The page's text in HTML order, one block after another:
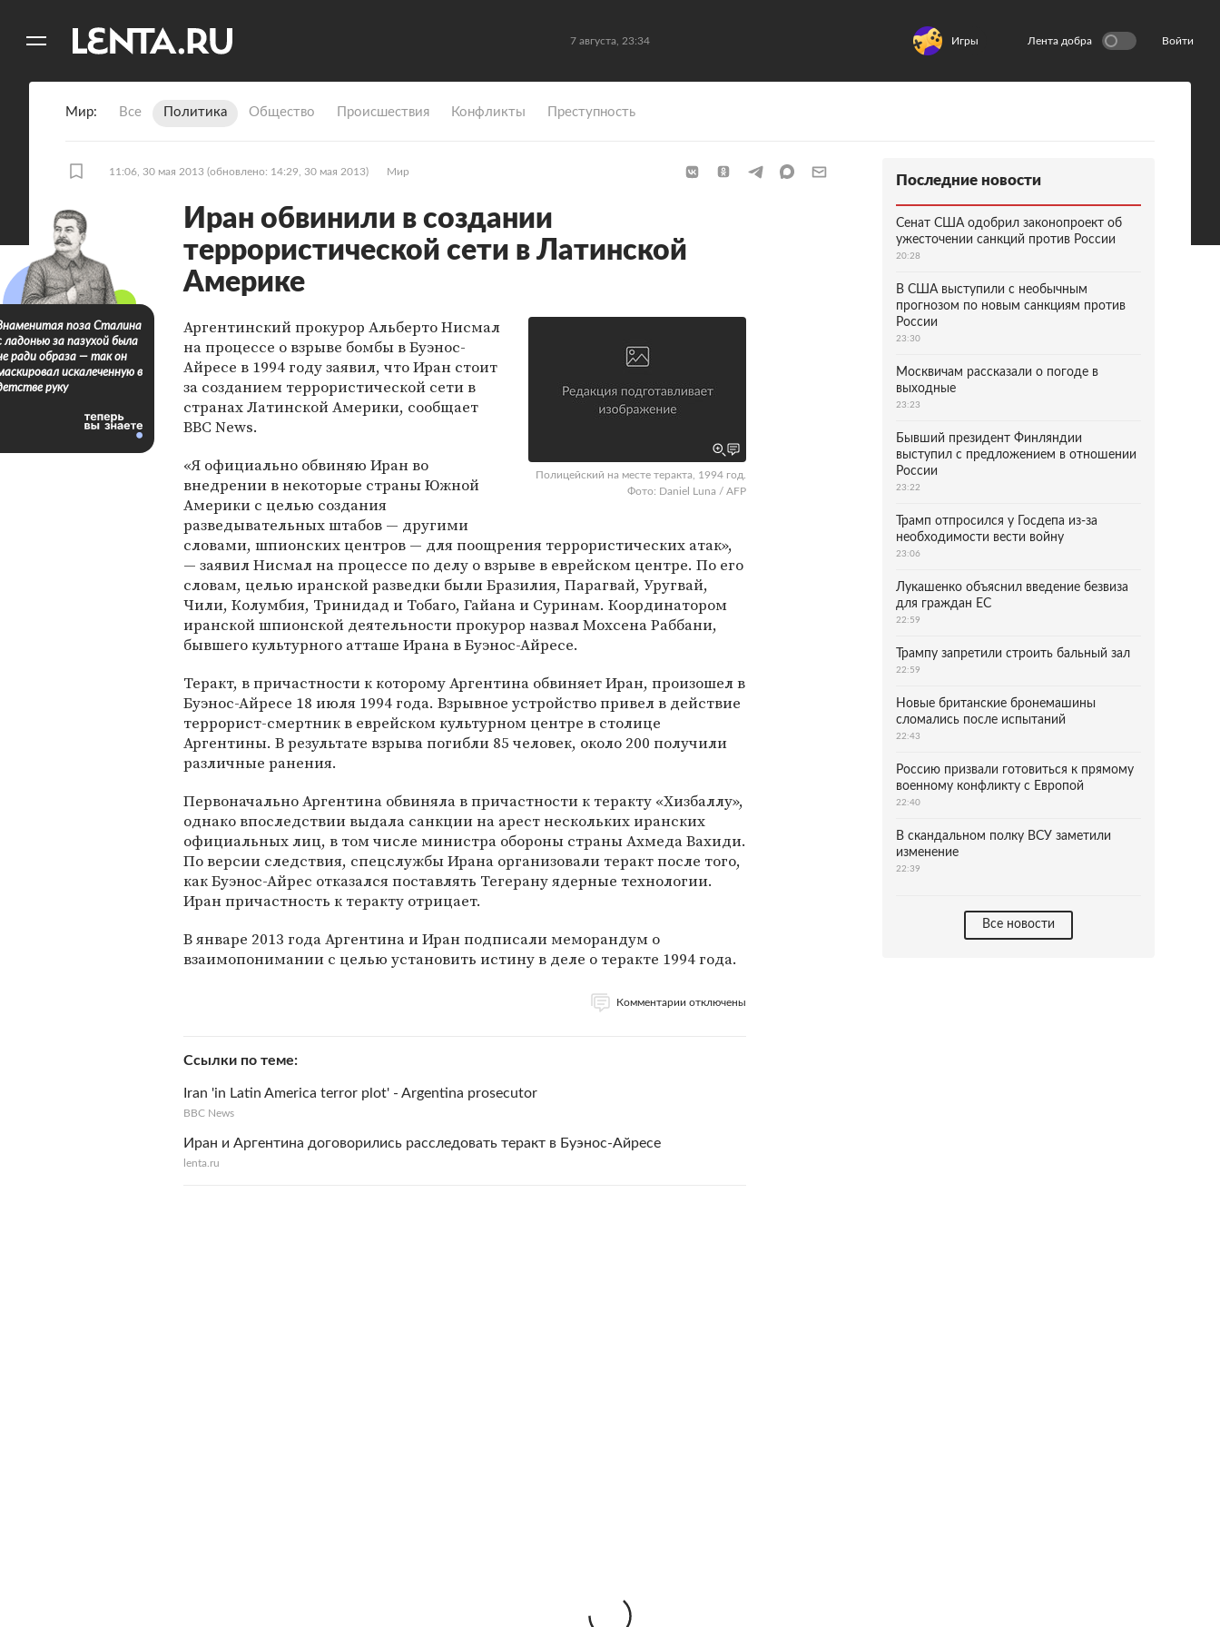
7 августа, 23:34 Игры Лента добра Войти
Мир Все Политика Общество Происшествия Конфликты Преступность
11:06, 30 мая 2013 (обновлено: 14:29, 30 мая 2013) Мир
Иран обвинили в создании
террористической сети в Латинской
Америке
Полицейский на месте теракта, 1994 год.
Фото: Daniel Luna / AFP
Аргентинский прокурор Альберто Нисмал
на процессе о взрыве бомбы в Буэнос-
Айресе в 1994 году заявил, что Иран стоит
за созданием террористической сети в
странах Латинской Америки, сообщает
BBC News.
«Я официально обвиняю Иран во
внедрении в некоторые страны Южной
Америки с целью создания
разведывательных штабов — другими
словами, шпионских центров — для поощрения террористических атак»,
— заявил Нисмал на процессе по делу о взрыве в еврейском центре. По его
словам, целью иранской разведки были Бразилия, Парагвай, Уругвай,
Чили, Колумбия, Тринидад и Тобаго, Гайана и Суринам. Координатором
иранской шпионской деятельности прокурор назвал Мохсена Раббани,
бывшего культурного атташе Ирана в Буэнос-Айресе.
Теракт, в причастности к которому Аргентина обвиняет Иран, произошел в
Буэнос-Айресе 18 июля 1994 года. Взрывное устройство привел в действие
террорист-смертник в еврейском культурном центре в столице
Аргентины. В результате взрыва погибли 85 человек, около 200 получили
различные ранения.
Первоначально Аргентина обвиняла в причастности к теракту «Хизбаллу»,
однако впоследствии выдала санкции на арест нескольких иранских
официальных лиц, в том числе министра обороны страны Ахмеда Вахиди.
По версии следствия, спецслужбы Ирана организовали теракт после того,
как Буэнос-Айрес отказался поставлять Тегерану ядерные технологии.
Иран причастность к теракту отрицает.
В январе 2013 года Аргентина и Иран подписали меморандум о
взаимопонимании с целью установить истину в деле о теракте 1994 года.
Комментарии отключены
Ссылки по теме
Iran 'in Latin America terror plot' - Argentina prosecutor
BBC News
Иран и Аргентина договорились расследовать теракт в Буэнос-Айресе
lenta.ru
поза Сталина
ладонью за пазухой была
ради образа — так он
искалеченную в
руку
Последние новости
Сенат США одобрил законопроект об
ужесточении санкций против России
20:28
В США выступили с необычным
прогнозом по новым санкциям против
России
23:30
Москвичам рассказали о погоде в
выходные
23:23
Бывший президент Финляндии
выступил с предложением в отношении
России
23:22
Трамп отпросился у Госдепа из-за
необходимости вести войну
23:06
Лукашенко объяснил введение безвиза
для граждан ЕС
22:59
Трампу запретили строить бальный зал
22:59
Новые британские бронемашины
сломались после испытаний
22:43
Россию призвали готовиться к прямому
военному конфликту с Европой
22:40
В скандальном полку ВСУ заметили
изменение
22:39
Все новости